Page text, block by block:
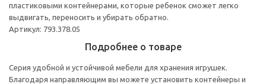
пластиковыми контейнерами, которые ребенок сможет легко
выдвигать, переносить и убирать обратно.
Артикул: 793.378.05
Подробнее о товаре
Серия удобной и устойчивой мебели для хранения игрушек.
Благодаря направляющим вы можете установить контейнеры и